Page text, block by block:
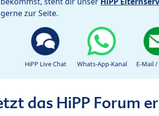
gerne zur Seite.
HiPP Live Chat Whats-App-Kanal E-Mail
das HiPP Forum